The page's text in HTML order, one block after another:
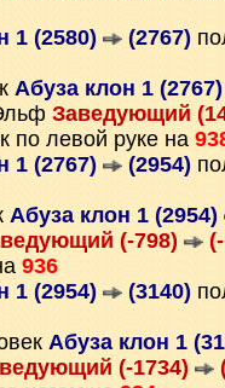
1 (2580) (2767)
Абуза клон 1
Заведующий
по левой руке на
1 (2767) (2954)
Абуза клон 1 (2954)
(-798)
936
1 (2954) (3140)
Абуза клон 1
(-1734)